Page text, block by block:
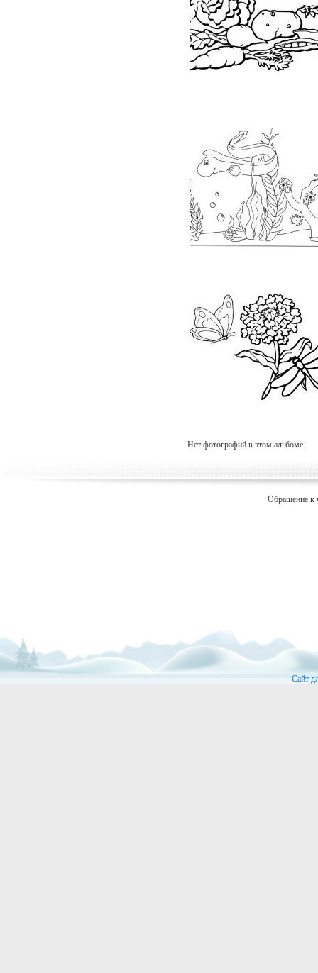
Нет фотографий в этом альбоме.
Обращение к
Сайт